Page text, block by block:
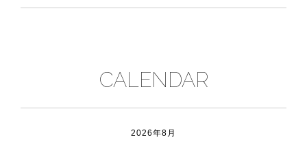
CALENDAR
2026年8月